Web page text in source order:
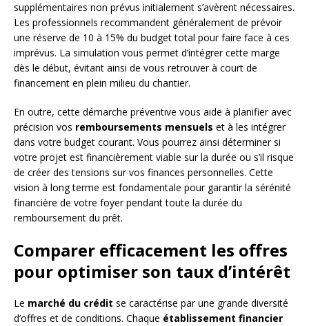
supplémentaires non prévus initialement s’avèrent nécessaires.
Les professionnels recommandent généralement de prévoir
une réserve de 10 à 15% du budget total pour faire face à ces
imprévus. La simulation vous permet d’intégrer cette marge
dès le début, évitant ainsi de vous retrouver à court de
financement en plein milieu du chantier.
En outre, cette démarche préventive vous aide à planifier avec
précision vos remboursements mensuels et à les intégrer
dans votre budget courant. Vous pourrez ainsi déterminer si
votre projet est financièrement viable sur la durée ou s’il risque
de créer des tensions sur vos finances personnelles. Cette
vision à long terme est fondamentale pour garantir la sérénité
financière de votre foyer pendant toute la durée du
remboursement du prêt.
Comparer efficacement les offres
pour optimiser son taux d’intérêt
Le marché du crédit se caractérise par une grande diversité
d’offres et de conditions. Chaque établissement financier